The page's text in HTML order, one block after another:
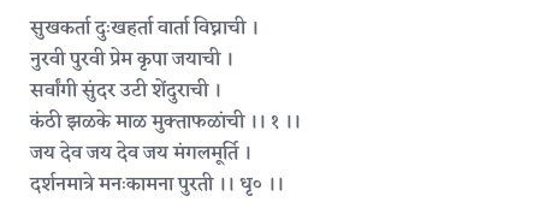
सुखकर्ता दुःखहर्ता वार्ता विघ्नाची ।
नुरवी पुरवी प्रेम कृपा जयाची ।
सर्वांगी सुंदर उटी शेंदुराची ।
कंठी झळके माळ मुक्ताफळांची ।। १ ।।
जय देव जय देव जय मंगलमूर्ति ।
दर्शनमात्रे मनःकामना पुरती ।। धृ० ।।